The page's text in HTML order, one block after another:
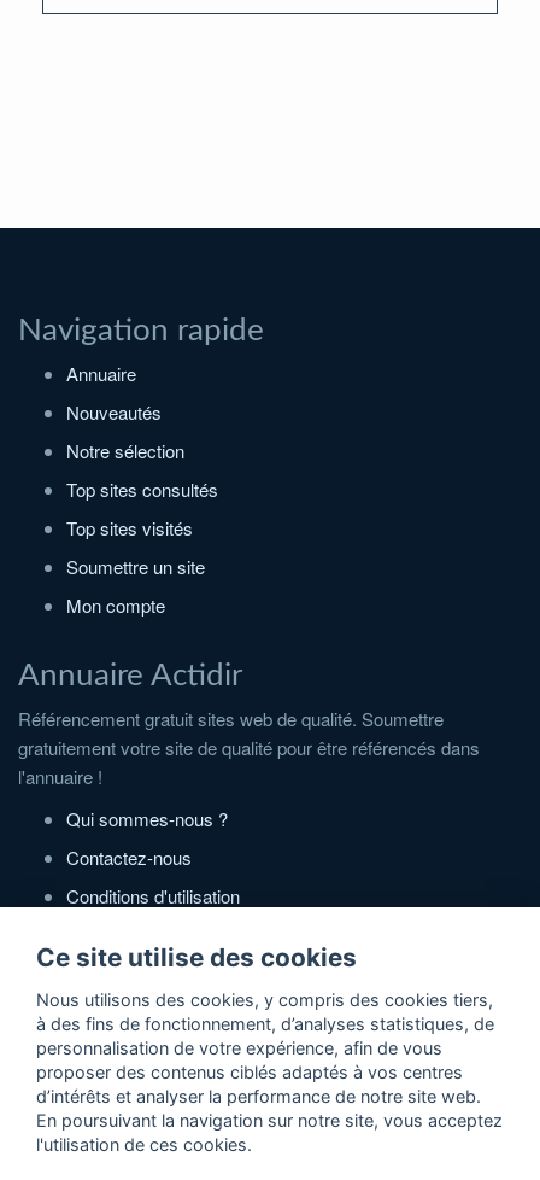
Navigation rapide
Annuaire
Nouveautés
Notre sélection
Top sites consultés
Top sites visités
Soumettre un site
Mon compte
Annuaire Actidir
Référencement gratuit sites web de qualité. Soumettre
gratuitement votre site de qualité pour être référencés dans
l'annuaire !
Qui sommes-nous ?
Contactez-nous
Conditions d'utilisation
Partenaires
Zone Annonces Gratuites
Locations vacances entre particuliers
Ruedesvacances
Ce site utilise des cookies
Nous utilisons des cookies, y compris des cookies tiers,
à des fins de fonctionnement, d’analyses statistiques, de
personnalisation de votre expérience, afin de vous
proposer des contenus ciblés adaptés à vos centres
d’intérêts et analyser la performance de notre site web.
En poursuivant la navigation sur notre site, vous acceptez
l'utilisation de ces cookies.